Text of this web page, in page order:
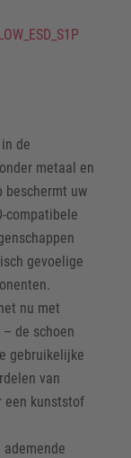
de
metaal en
beschermt uw
compatibele
gevoelige
nu met
de schoen
gebruikelijke
van
een kunststof
ademende